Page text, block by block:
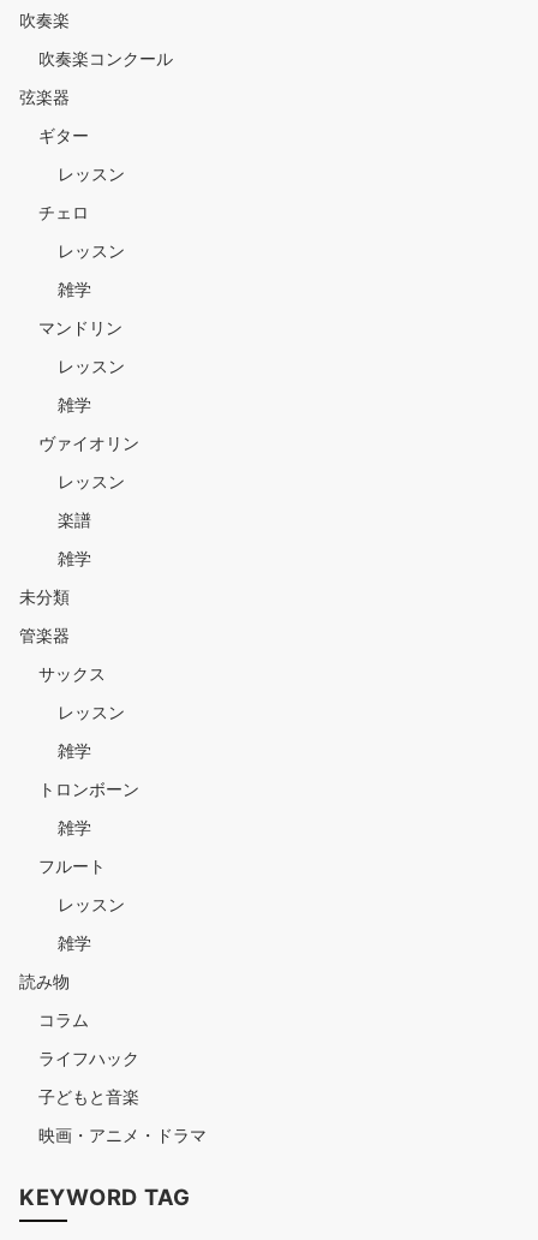
吹奏楽
吹奏楽コンクール
弦楽器
ギター
レッスン
チェロ
レッスン
雑学
マンドリン
レッスン
雑学
ヴァイオリン
レッスン
楽譜
雑学
未分類
管楽器
サックス
レッスン
雑学
トロンボーン
雑学
フルート
レッスン
雑学
読み物
コラム
ライフハック
子どもと音楽
映画・アニメ・ドラマ
KEYWORD TAG